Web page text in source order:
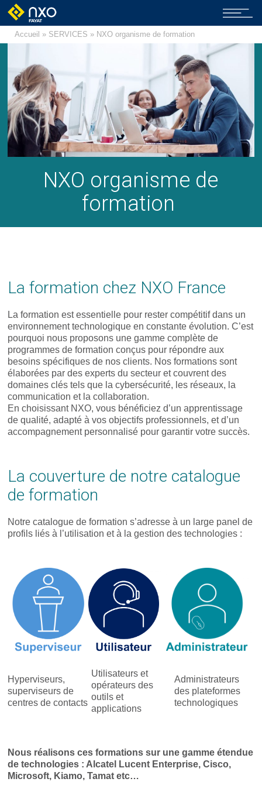
Accueil » SERVICES » NXO organisme de formation
NXO organisme de
formation
La formation chez NXO France
La formation est essentielle pour rester compétitif dans un
environnement technologique en constante évolution. C’est
pourquoi nous proposons une gamme complète de
programmes de formation conçus pour répondre aux
besoins spécifiques de nos clients. Nos formations sont
élaborées par des experts du secteur et couvrent des
domaines clés tels que la cybersécurité, les réseaux, la
communication et la collaboration.
En choisissant NXO, vous bénéficiez d’un apprentissage
de qualité, adapté à vos objectifs professionnels, et d’un
accompagnement personnalisé pour garantir votre succès.
La couverture de notre catalogue
de formation
Notre catalogue de formation s’adresse à un large panel de
profils liés à l’utilisation et à la gestion des technologies :
Hyperviseurs,
superviseurs de
centres de contacts
Utilisateurs et
opérateurs des
outils et
applications
Administrateurs
des plateformes
technologiques
Nous réalisons ces formations sur une gamme étendue
de technologies : Alcatel Lucent Enterprise, Cisco,
Microsoft, Kiamo, Tamat etc…